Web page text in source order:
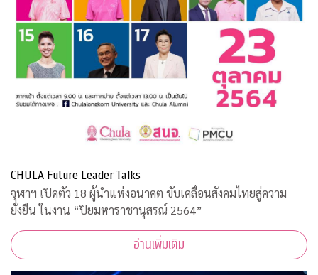
CHULA Future Leader Talks
จุฬาฯ เปิดตัว 18 ผู้นำแห่งอนาคต ขับเคลื่อนสังคมไทยสู่ความ
ยั่งยืน ในงาน “ปิยมหาราชานุสรณ์ 2564”
อ่านเพิ่มเติม